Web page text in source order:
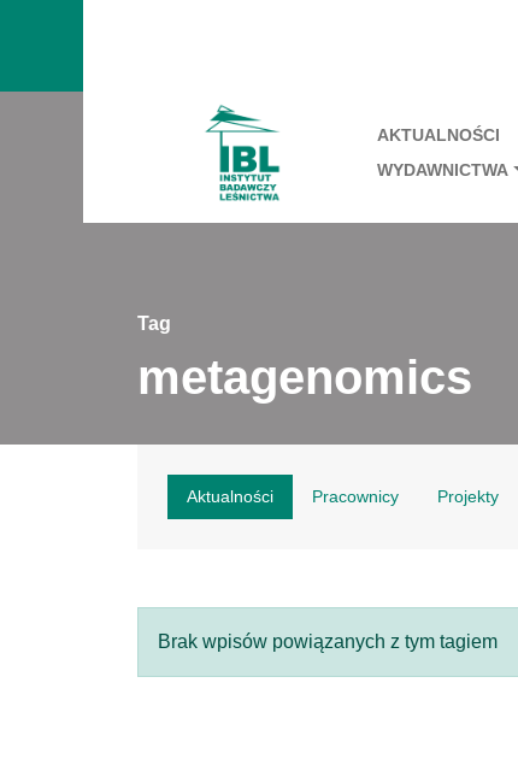
AKTUALNOŚCI
WYDAWNICTWA
Tag
metagenomics
Aktualności Pracownicy Projekty
Brak wpisów powiązanych z tym tagiem